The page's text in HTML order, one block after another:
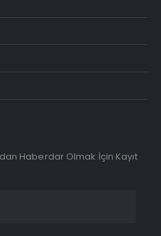
Haberdar Olmak İçin Kayıt